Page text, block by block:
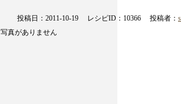
写真がありません
投稿日：2011-10-19 レシピID：10366 投稿者：